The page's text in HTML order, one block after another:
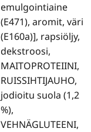
emulgointiaine
(E471), aromit, väri
(E160a)], rapsiöljy,
dekstroosi,
MAITOPROTEIINI,
RUISSIHTIJAUHO,
jodioitu suola (1,2
%),
VEHNÄGLUTEENI,